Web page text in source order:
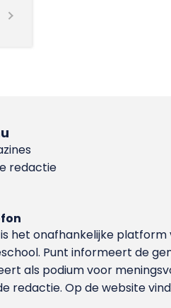
redactie
het onafhankelijke
Punt informeert de
als podium voor
redactie. Op de website